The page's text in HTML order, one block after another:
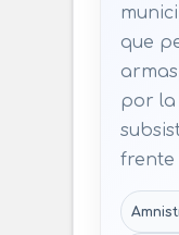
que
por la
frente